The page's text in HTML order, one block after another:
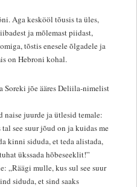
Aga keskööl tõusis ta üles,
ja mõlemast piidast,
tõstis enesele õlgadele ja
on Hebroni kohal.
Soreki jõe ääres Deliila-nimelist
juurde ja ütlesid temale:
see suur jõud on ja kuidas me
kinni siduda, et teda alistada,
ükssada hõbeseeklit!”
„Räägi mulle, kus sul see suur
siduda, et sind saaks